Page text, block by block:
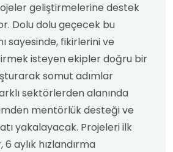
geliştirmelerine destek
Dolu dolu geçecek bu
sayesinde, fikirlerini ve
isteyen ekipler doğru bir
somut adımlar
sektörlerden alanında
mentörlük desteği ve
yakalayacak. Projeleri ilk
aylık hızlandırma